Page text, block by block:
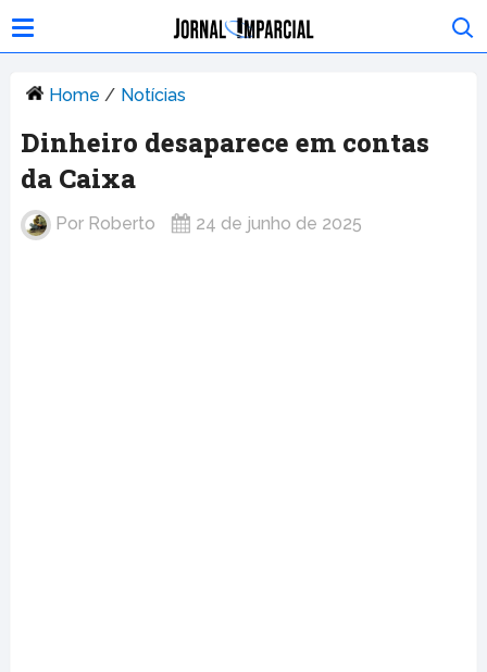
Home / Notícias
Dinheiro desaparece em contas
da Caixa
Por Roberto 24 de junho de 2025